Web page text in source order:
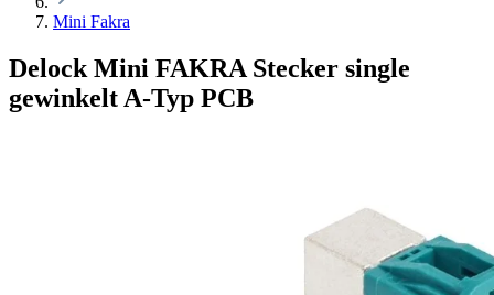
Mini Fakra
Delock Mini FAKRA Stecker single
gewinkelt A-Typ PCB